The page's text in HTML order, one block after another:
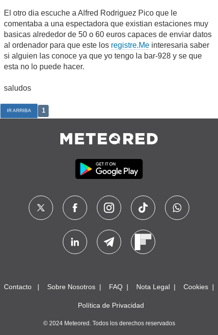
El otro dia escuche a Alfred Rodriguez Pico que le
comentaba a una espectadora que existian estaciones muy
basicas alrededor de 50 o 60 euros capaces de enviar datos
al ordenador para que este los registre.Me interesaria saber
si alguien las conoce ya que yo tengo la bar-928 y se que
esta no lo puede hacer.
saludos
IR ARRIBA 1
Contacto Sobre Nosotros FAQ Nota Legal Cookies
Política de Privacidad
© 2024 Meteored. Todos los derechos reservados